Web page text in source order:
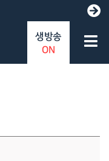
생방송
ON